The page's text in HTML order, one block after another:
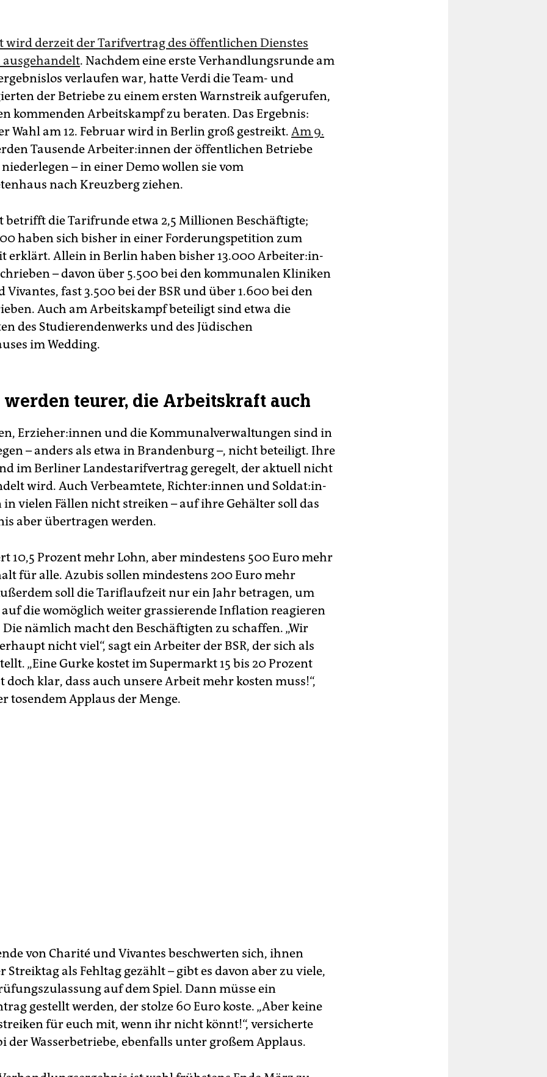
wird derzeit der Tarifvertrag des öffentlichen Dienstes
ausgehandelt. Nachdem eine erste Verhandlungsrunde am
verlaufen war, hatte Verdi die Team- und
der Betriebe zu einem ersten Warnstreik aufgerufen,
kommenden Arbeitskampf zu beraten. Das Ergebnis:
Wahl am 12. Februar wird in Berlin groß gestreikt. Am 9.
Tausende Ar­bei­te­r:in­nen der öffentlichen Betriebe
– in einer Demo wollen sie vom
nach Kreuzberg ziehen.
betrifft die Tarifrunde etwa 2,5 Millionen Beschäftigte;
haben sich bisher in einer Forderungspetition zum
erklärt. Allein in Berlin haben bisher 13.000 Ar­bei­te­r:in­
– davon über 5.500 bei den kommunalen Kliniken
Vivantes, fast 3.500 bei der BSR und über 1.600 bei den
Auch am Arbeitskampf beteiligt sind etwa die
des Studierendenwerks und des Jüdischen
im Wedding.
werden teurer, die Arbeitskraft auch
Er­zie­he­r:in­nen und die Kommunalverwaltungen sind in
– anders als etwa in Brandenburg –, nicht beteiligt. Ihre
im Berliner Landestarifvertrag geregelt, der aktuell nicht
wird. Auch Verbeamtete, Rich­te­r:in­nen und Sol­da­t:in­
vielen Fällen nicht streiken – auf ihre Gehälter soll das
aber übertragen werden.
10,5 Prozent mehr Lohn, aber mindestens 500 Euro mehr
für alle. Azubis sollen mindestens 200 Euro mehr
soll die Tariflaufzeit nur ein Jahr betragen, um
auf die womöglich weiter grassierende Inflation reagieren
nämlich macht den Beschäftigten zu schaffen. „Wir
nicht viel“, sagt ein Arbeiter der BSR, der sich als
„Eine Gurke kostet im Supermarkt 15 bis 20 Prozent
doch klar, dass auch unsere Arbeit mehr kosten muss!“,
tosendem Applaus der Menge.
von Charité und Vivantes beschwerten sich, ihnen
Streiktag als Fehltag gezählt – gibt es davon aber zu viele,
auf dem Spiel. Dann müsse ein
gestellt werden, der stolze 60 Euro koste. „Aber keine
für euch mit, wenn ihr nicht könnt!“, versicherte
der Wasserbetriebe, ebenfalls unter großem Applaus.